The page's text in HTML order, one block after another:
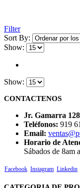
Filter
Sort By:
Show:
Show:
CONTACTENOS
Jr. Gamarra
Teléfonos: 919
Email:
Horario de
Sábados de 8am
Facebook Instagram Linkedin